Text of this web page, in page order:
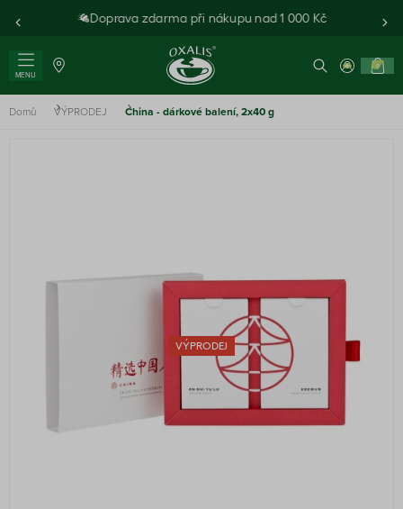
Doprava zdarma při nákupu nad 1 000 Kč
MENU
0
Domů VÝPRODEJ China - dárkové balení, 2x40 g
VÝPRODEJ